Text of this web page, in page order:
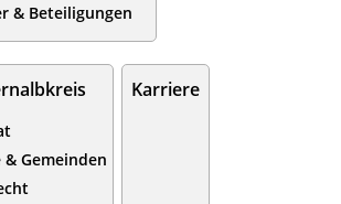
& Beteiligungen
Gemeinden
Karriere